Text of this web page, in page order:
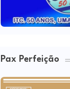
Pax Perfeição